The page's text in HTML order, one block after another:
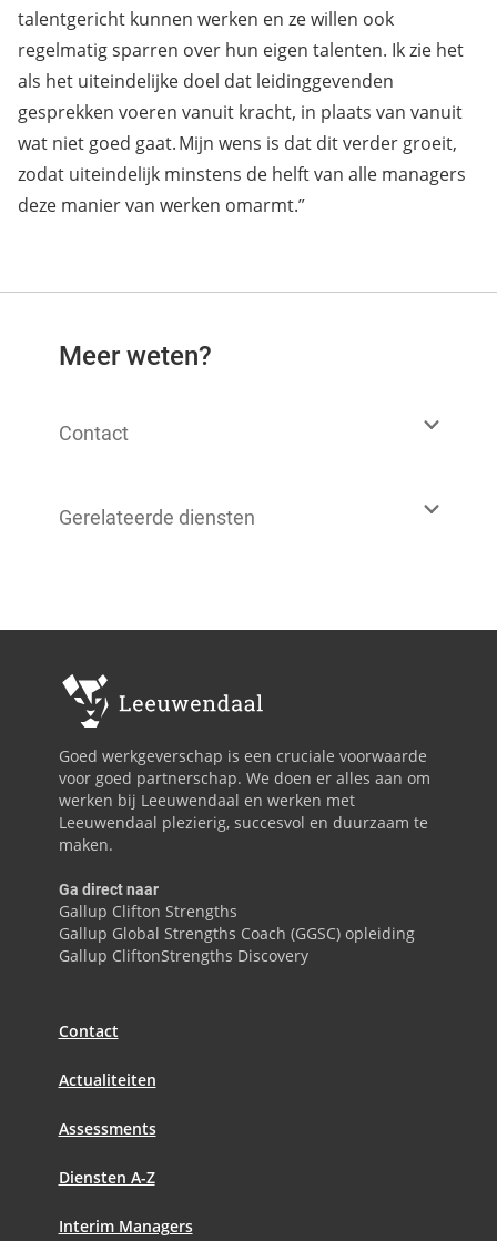
talentgericht kunnen werken en ze willen ook
regelmatig sparren over hun eigen talenten. Ik zie het
als het uiteindelijke doel dat leidinggevenden
gesprekken voeren vanuit kracht, in plaats van vanuit
wat niet goed gaat. Mijn wens is dat dit verder groeit,
zodat uiteindelijk minstens de helft van alle managers
deze manier van werken omarmt.”
Meer weten?
Contact
Gerelateerde diensten
Goed werkgeverschap is een cruciale voorwaarde
voor goed partnerschap. We doen er alles aan om
werken bij Leeuwendaal en werken met
Leeuwendaal plezierig, succesvol en duurzaam te
maken.
Ga direct naar
Gallup Clifton Strengths
Gallup Global Strengths Coach (GGSC) opleiding
Gallup CliftonStrengths Discovery
Contact
Actualiteiten
Assessments
Diensten A-Z
Interim Managers